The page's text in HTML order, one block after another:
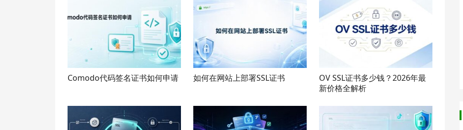
Comodo代码签名证书如何申请 如何在网站上部署SSL证书
OV SSL证书多少钱？2026年最
新价格全解析